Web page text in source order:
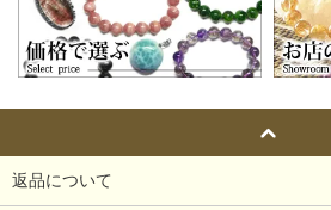
返品について